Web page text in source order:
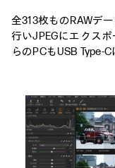
全313枚ものRAWデ
行いJPEGにエクス
らのPCもUSB Type-